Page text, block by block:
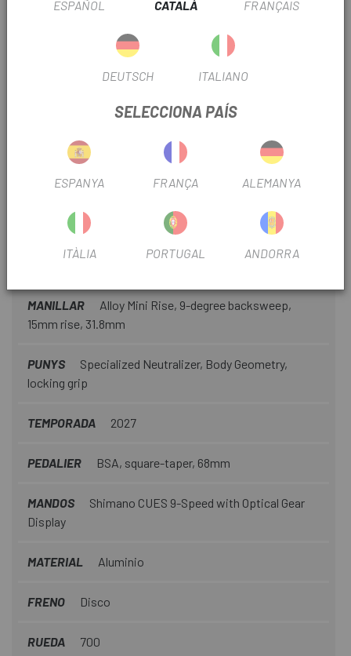
3D-forged alloy, 31.8mm, 7-degree rise
Bridge Sport, Steel rails, 155/143mm
27.2mm
MANILLAR
Alloy Mini Rise, 9-degree backsweep,
15mm rise, 31.8mm
PUNYS
Specialized Neutralizer, Body Geometry,
locking grip
TEMPORADA 2027
PEDALIER BSA, square-taper, 68mm
MANDOS
Shimano CUES 9-Speed with Optical Gear
Display
MATERIAL Aluminio
FRENO Disco
RUEDA 700
ESPAÑOL CATALÀ FRANÇAIS
DEUTSCH ITALIANO
SELECCIONA PAÍS
ESPANYA FRANÇA ALEMANYA
ITÀLIA PORTUGAL ANDORRA